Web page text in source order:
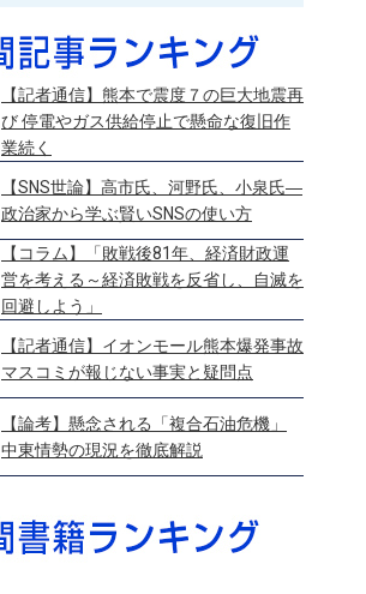
【記者通信】熊本で震度７の巨大地震再
び 停電やガス供給停止で懸命な復旧作
業続く
【SNS世論】高市氏、河野氏、小泉氏―
政治家から学ぶ賢いSNSの使い方
【コラム】「敗戦後81年、経済財政運
営を考える～経済敗戦を反省し、自滅を
回避しよう」
【記者通信】イオンモール熊本爆発事故
マスコミが報じない事実と疑問点
【論考】懸念される「複合石油危機」
中東情勢の現況を徹底解説